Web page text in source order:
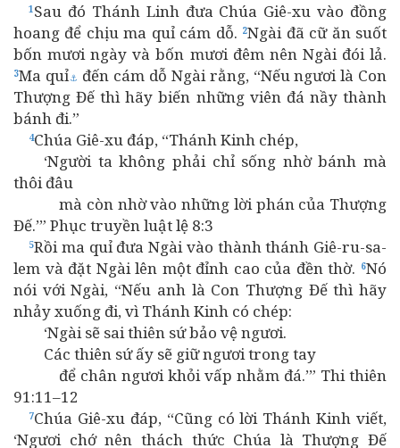
1Sau đó Thánh Linh đưa Chúa Giê-xu vào đồng
hoang để chịu ma quỉ cám dỗ. 2Ngài đã cữ ăn suốt
bốn mươi ngày và bốn mươi đêm nên Ngài đói lả.
3Ma quỉ⚓ đến cám dỗ Ngài rằng, “Nếu ngươi là Con
Thượng Đế thì hãy biến những viên đá nầy thành
bánh đi.”
4Chúa Giê-xu đáp, “Thánh Kinh chép,
‘Người ta không phải chỉ sống nhờ bánh mà
thôi đâu
mà còn nhờ vào những lời phán của Thượng
Đế.’” Phục truyền luật lệ 8:3
5Rồi ma quỉ đưa Ngài vào thành thánh Giê-ru-sa-
lem và đặt Ngài lên một đỉnh cao của đền thờ. 6Nó
nói với Ngài, “Nếu anh là Con Thượng Đế thì hãy
nhảy xuống đi, vì Thánh Kinh có chép:
‘Ngài sẽ sai thiên sứ bảo vệ ngươi.
Các thiên sứ ấy sẽ giữ ngươi trong tay
để chân ngươi khỏi vấp nhằm đá.’” Thi thiên
91:11–12
7Chúa Giê-xu đáp, “Cũng có lời Thánh Kinh viết,
‘Ngươi chớ nên thách thức Chúa là Thượng Đế